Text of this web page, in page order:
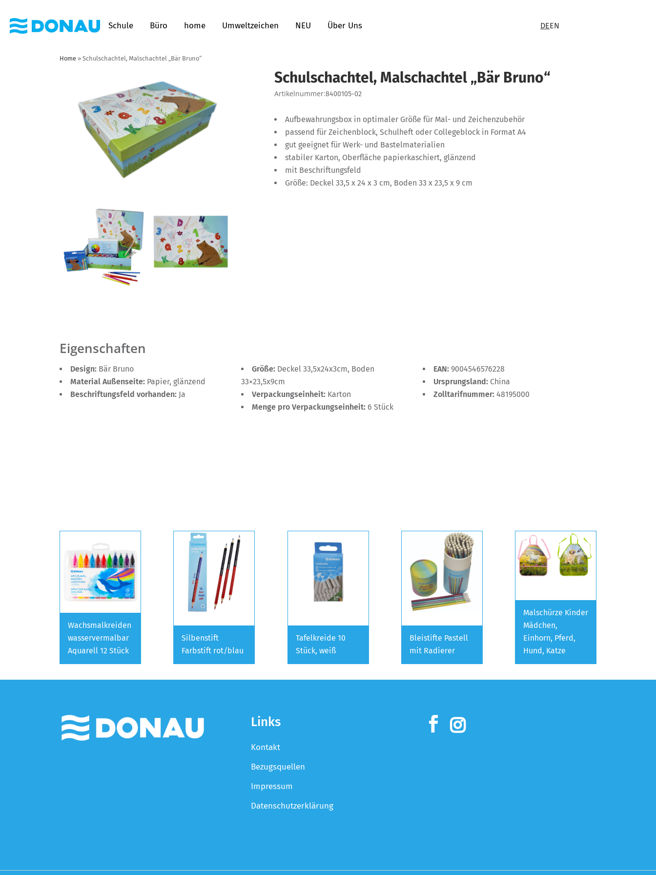
Schule Büro home Umweltzeichen NEU Über Uns DEEN
Home » Schulschachtel, Malschachtel „Bär Bruno“
Schulschachtel, Malschachtel „Bär Bruno“
Artikelnummer:8400105-02
Aufbewahrungsbox in optimaler Größe für Mal- und Zeichenzubehör
passend für Zeichenblock, Schulheft oder Collegeblock in Format A4
gut geeignet für Werk- und Bastelmaterialien
stabiler Karton, Oberfläche papierkaschiert, glänzend
mit Beschriftungsfeld
Größe: Deckel 33,5 x 24 x 3 cm, Boden 33 x 23,5 x 9 cm
Eigenschaften
Design: Bär Bruno
Material Außenseite: Papier, glänzend
Beschriftungsfeld vorhanden: Ja
Größe: Deckel 33,5x24x3cm, Boden
33×23,5x9cm
Verpackungseinheit: Karton
Menge pro Verpackungseinheit: 6 Stück
EAN: 9004546576228
Ursprungsland: China
Zolltarifnummer: 48195000
Wachsmalkreiden
wasservermalbar
Aquarell 12 Stück
Silbenstift
Farbstift rot/blau
Tafelkreide 10
Stück, weiß
Bleistifte Pastell
mit Radierer
Malschürze Kinder
Mädchen,
Einhorn, Pferd,
Hund, Katze
Links
Kontakt
Bezugsquellen
Impressum
Datenschutzerklärung